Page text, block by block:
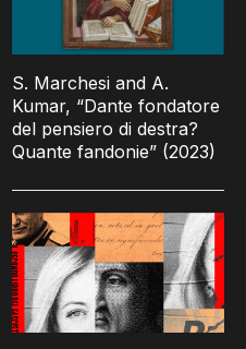
S. Marchesi and A.
Kumar, “Dante fondatore
del pensiero di destra?
Quante fandonie” (2023)